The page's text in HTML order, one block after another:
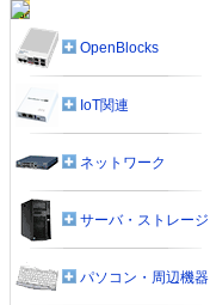
OpenBlocks
IoT関連
ネットワーク
サーバ・ストレージ
パソコン・周辺機器